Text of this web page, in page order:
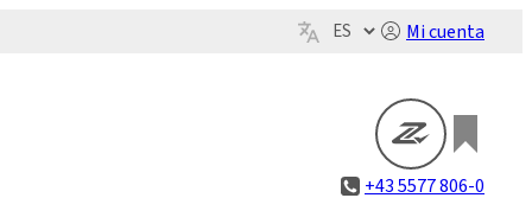
Mi cuenta
+43 5577 806-0